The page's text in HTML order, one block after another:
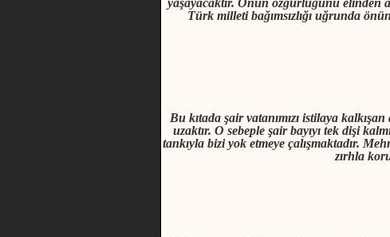
Türk milleti bağımsızlığı uğrunda
Bu kıtada şair vatanımızı istilaya
uzaktır. O sebeple şair bayıyı tek dişi
tankıyla bizi yok etmeye çalışmaktadır.
zırhla